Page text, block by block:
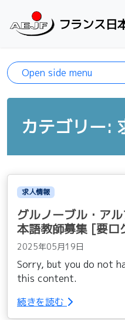
フランス日
カテゴリー:
求人情報
グルノーブル・ア
本語教師募集 [要ロ
2025年05月19日
Sorry, but you do not
this content.
続きを読む
Open side menu